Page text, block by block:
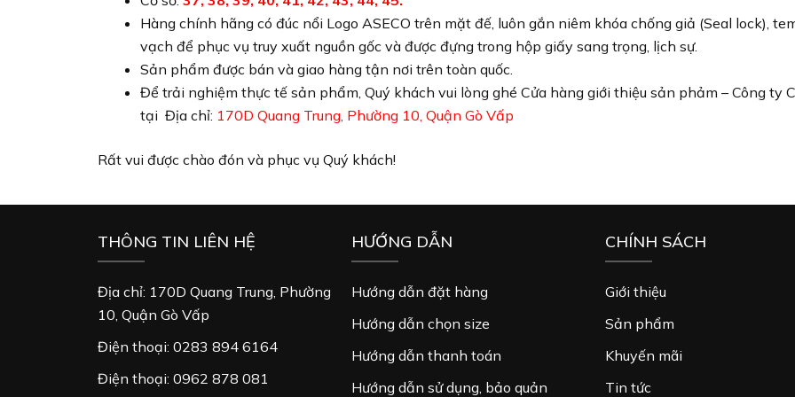
Hàng chính hãng có đúc nổi Logo ASECO trên mặt đế, luôn gắn niêm khóa chống giả (Seal lock),
vạch để phục vụ truy xuất nguồn gốc và được đựng trong hộp giấy sang trọng, lịch sự.
Sản phẩm được bán và giao hàng tận nơi trên toàn quốc.
Để trải nghiệm thực tế sản phẩm, Quý khách vui lòng ghé Cửa hàng giới thiệu sản phảm – Công ty
tại Địa chỉ: 170D Quang Trung, Phường 10, Quận Gò Vấp
Rất vui được chào đón và phục vụ Quý khách!
THÔNG TIN LIÊN HỆ
Địa chỉ: 170D Quang Trung, Phường
10, Quận Gò Vấp
Điện thoại: 0283 894 6164
Điện thoại: 0962 878 081
HƯỚNG DẪN
Hướng dẫn đặt hàng
Hướng dẫn chọn size
Hướng dẫn thanh toán
Hướng dẫn sử dụng, bảo quản
CHÍNH SÁCH
Giới thiệu
Sản phẩm
Khuyến mãi
Tin tức